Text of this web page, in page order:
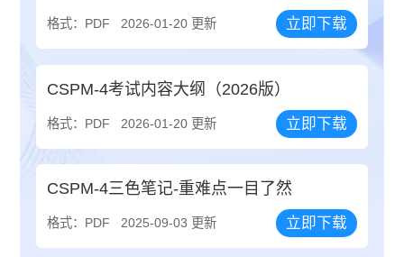
格式：PDF 2026-01-20 更新 立即下载
CSPM-4考试内容大纲（2026版）
格式：PDF 2026-01-20 更新 立即下载
CSPM-4三色笔记-重难点一目了然
格式：PDF 2025-09-03 更新 立即下载